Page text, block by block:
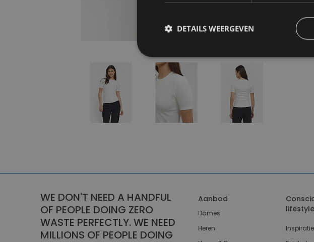
WE DON'T NEED A HANDFUL
OF PEOPLE DOING ZERO
WASTE PERFECTLY. WE NEED
MILLIONS OF PEOPLE DOING
Aanbod
Dames
Heren
lifestyle
DETAILS WEERGEVEN